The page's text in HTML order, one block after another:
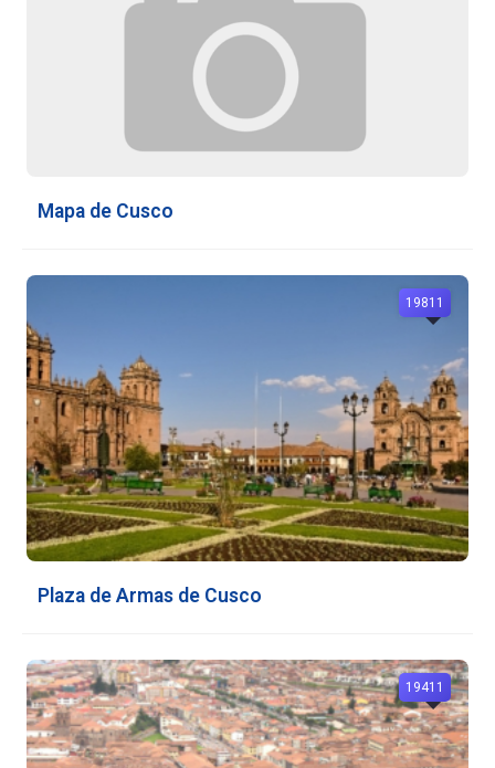
Mapa de Cusco
Plaza de Armas de Cusco
19811
19411